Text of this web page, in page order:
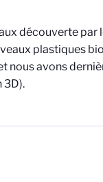
découverte par
plastiques
nous avons
3D).